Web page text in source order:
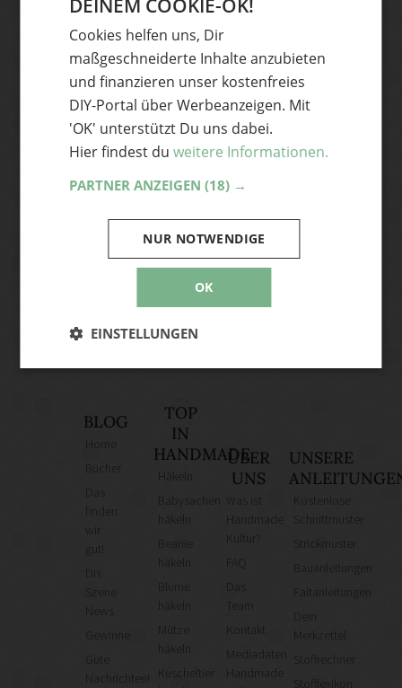
hole dir die coolsten DIY-Ideen und News
aus der Handmade Szene frisch auf
deinen Desktop – ganz bequem per Mail.
Datenschutzerklärungund stimme zu, E-
Mails zu erhalten. Mir bewusst ist, dass ich
mich jederzeit vom Newsletter abmelden
BLOG
finden
gut!
News
Gute
Nachrichten!
TOP
IN
HANDMADE
häkeln
häkeln
Mütze
häkeln
Kuscheltier
ÜBER
UNS
Was ist
Kultur?
Team
Kontakt
Mediadaten
UNSERE
Kostenlose
Schnittmuster
Strickmuster
Bauanleitungen
Faltanleitungen
Merkzettel
Stoffrechner
Stofflexikon
Cookies helfen uns, Dir
maßgeschneiderte Inhalte anzubieten
und finanzieren unser kostenfreies
DIY-Portal über Werbeanzeigen. Mit
'OK' unterstützt Du uns dabei.
Hier findest du weitere Informationen.
PARTNER ANZEIGEN (18) →
OK
NUR NOTWENDIGE
EINSTELLUNGEN